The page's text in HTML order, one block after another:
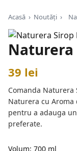
Acasă › Noutăți ›
Naturera
39 lei
Comanda Naturera
Naturera cu
pentru a adauga
preferate.
Volum: 700 ml